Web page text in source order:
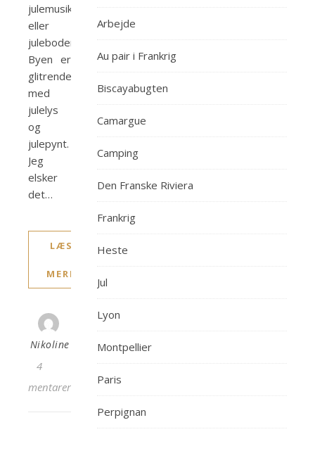
julemusik
eller
juleboder.
Byen er
glitrende
med
julelys
og
julepynt.
Jeg
elsker
det…
LÆS
MERE
Nikoline
4
Kommentarer
Arbejde
Au pair i Frankrig
Biscayabugten
Camargue
Camping
Den Franske Riviera
Frankrig
Heste
Jul
Lyon
Montpellier
Paris
Perpignan